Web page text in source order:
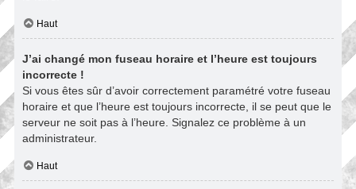
Haut
J’ai changé mon fuseau horaire et l’heure est toujours
incorrecte !
Si vous êtes sûr d’avoir correctement paramétré votre fuseau
horaire et que l’heure est toujours incorrecte, il se peut que le
serveur ne soit pas à l’heure. Signalez ce problème à un
administrateur.
Haut